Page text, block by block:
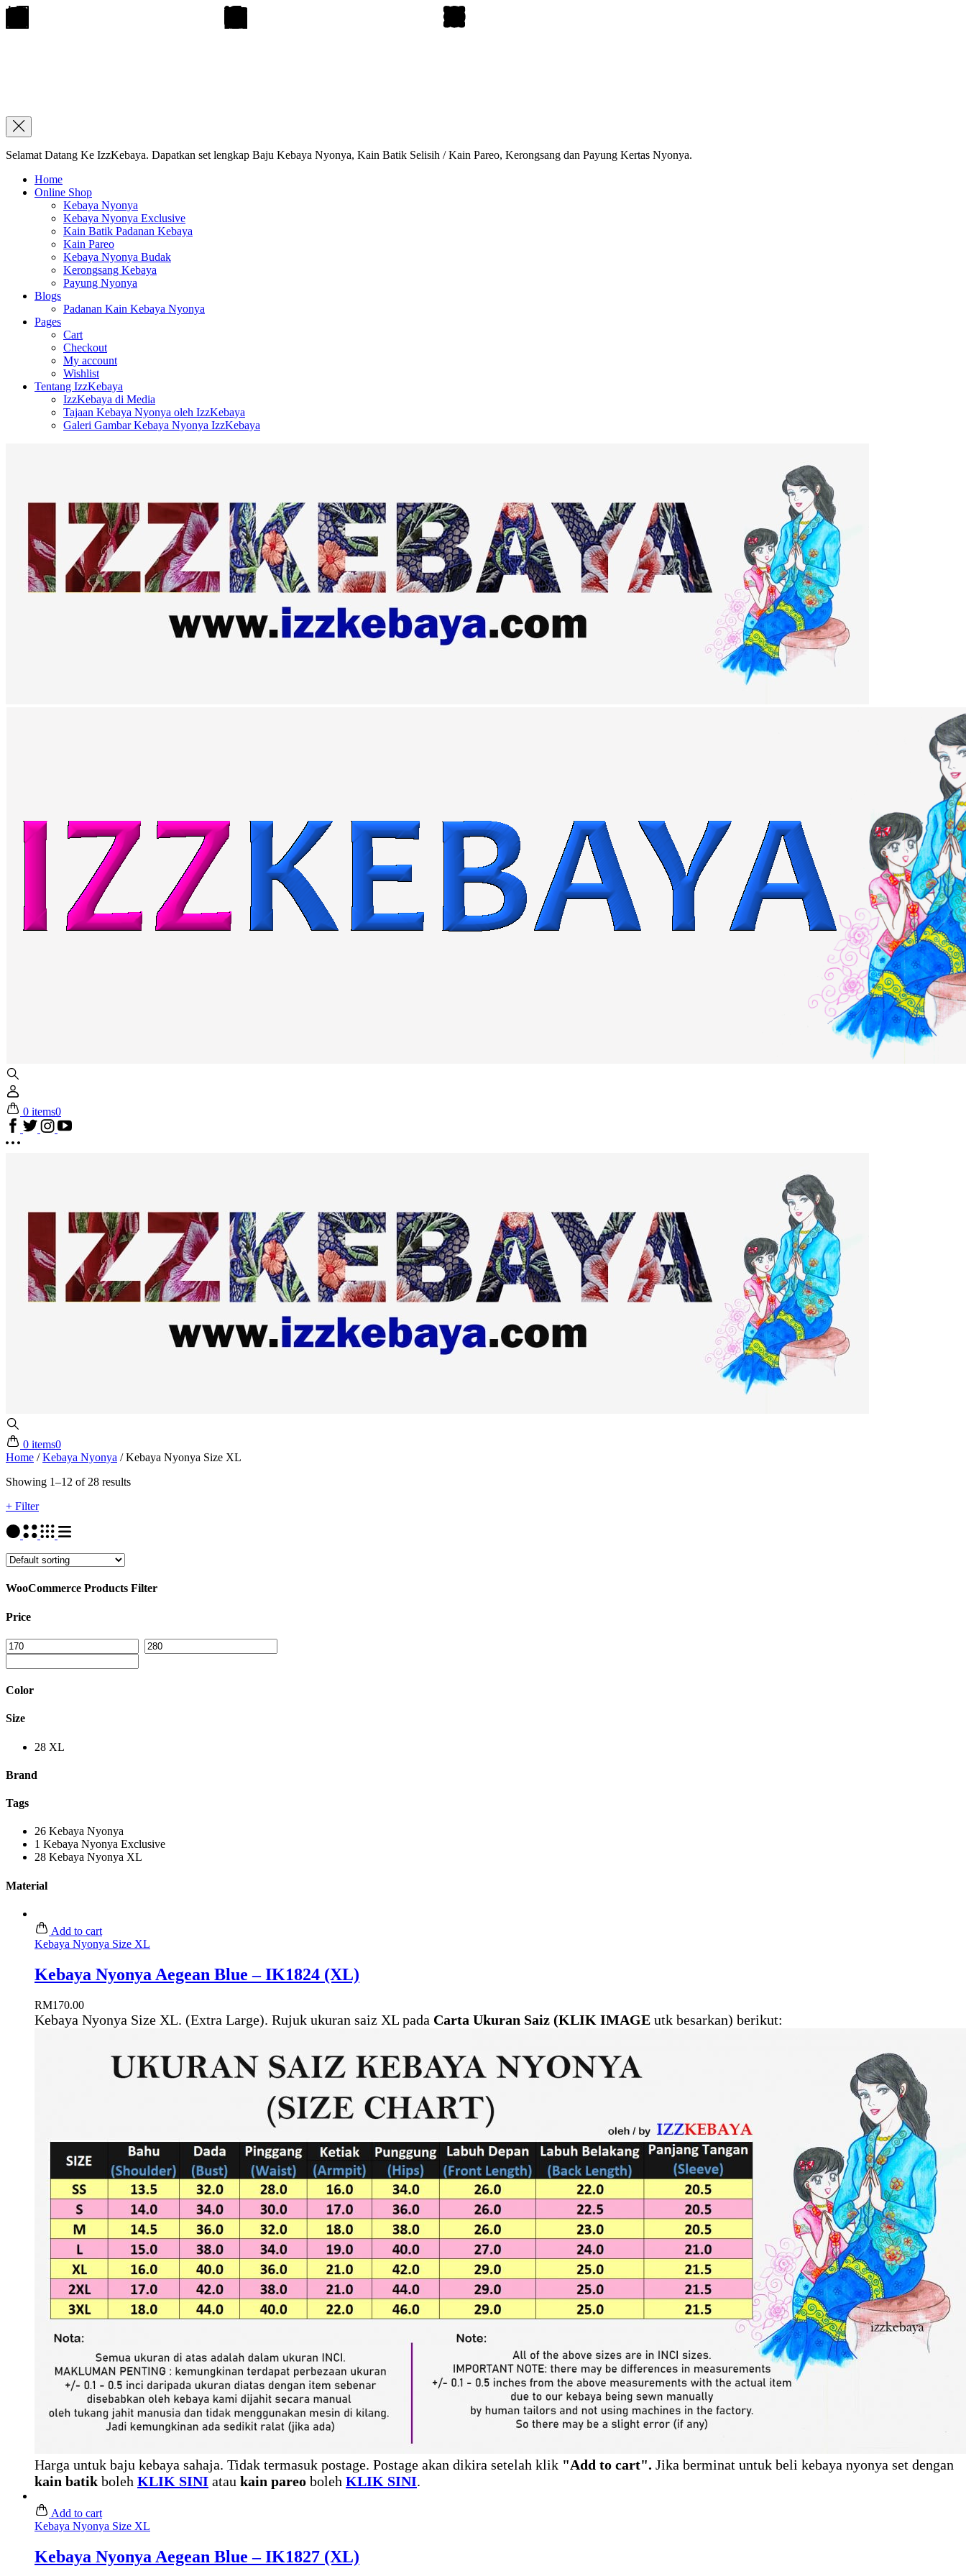
Selamat Datang Ke IzzKebaya. Dapatkan set lengkap Baju Kebaya Nyonya, Kain Batik Selisih / Kain Pareo, Kerongsang dan Payung Kertas Nyonya.
Home
Online Shop
Kebaya Nyonya
Kebaya Nyonya Exclusive
Kain Batik Padanan Kebaya
Kain Pareo
Kebaya Nyonya Budak
Kerongsang Kebaya
Payung Nyonya
Blogs
Padanan Kain Kebaya Nyonya
Pages
Cart
Checkout
My account
Wishlist
Tentang IzzKebaya
IzzKebaya di Media
Tajaan Kebaya Nyonya oleh IzzKebaya
Galeri Gambar Kebaya Nyonya IzzKebaya
0 items0
0 items0
Home /Kebaya Nyonya /Kebaya Nyonya Size XL
Showing 1–12 of 28 results
+ Filter
WooCommerce Products Filter
Price
Color
Size
28 XL
Brand
Tags
26 Kebaya Nyonya
1 Kebaya Nyonya Exclusive
28 Kebaya Nyonya XL
Material
Add to cart
Kebaya Nyonya Size XL
Kebaya Nyonya Aegean Blue – IK1824 (XL)
RM170.00
Kebaya Nyonya Size XL. (Extra Large). Rujuk ukuran saiz XL pada Carta Ukuran Saiz (KLIK IMAGE utk besarkan) berikut:
Harga untuk baju kebaya sahaja. Tidak termasuk postage. Postage akan dikira setelah klik "Add to cart". Jika berminat untuk beli kebaya nyonya set dengan
kain batik boleh KLIK SINI atau kain pareo boleh KLIK SINI.
Add to cart
Kebaya Nyonya Size XL
Kebaya Nyonya Aegean Blue – IK1827 (XL)